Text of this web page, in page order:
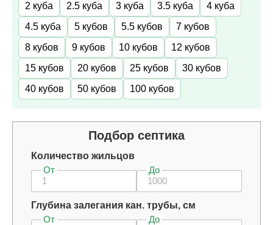
2 куба 2.5 куба 3 куба 3.5 куба
4 куба
4.5 куба
5 кубов 5.5 кубов
7 кубов
8 кубов
9 кубов 10 кубов
12 кубов
15 кубов
20 кубов 25 кубов
30 кубов
40 кубов
50 кубов 100 кубов
Подбор септика
Количество жильцов
От
До
Глубина залегания кан. трубы, см
От
До